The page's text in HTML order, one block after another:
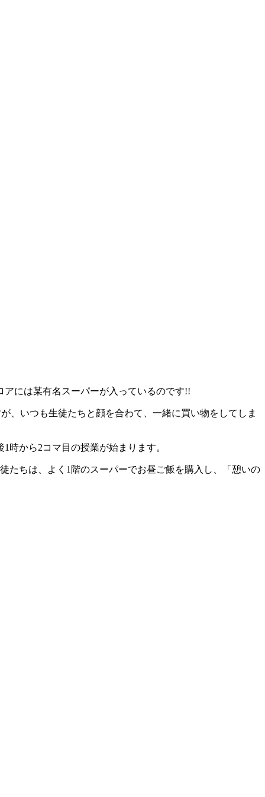
には某有名スーパーが入っているのです!!
いつも生徒たちと顔を合わて、一緒に買い物をしてしま
時から2コマ目の授業が始まります。
たちは、よく1階のスーパーでお昼ご飯を購入し、「憩いの